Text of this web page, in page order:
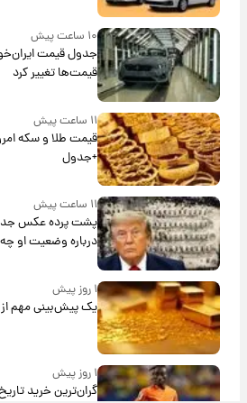
۱۰ ساعت پیش
قیمت‌ها تغییر کرد
۱۱ ساعت پیش
+جدول
۱۱ ساعت پیش
پشت پرده عکس
درباره وضعیت او
۱ روز پیش
یک پیش‌بینی مهم از
۱ روز پیش
گران‌ترین خرید